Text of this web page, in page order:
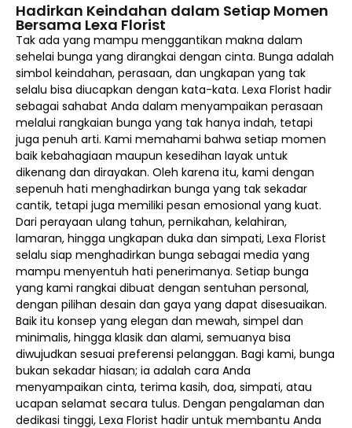
Hadirkan Keindahan dalam Setiap Momen
Bersama Lexa Florist
Tak ada yang mampu menggantikan makna dalam
sehelai bunga yang dirangkai dengan cinta. Bunga adalah
simbol keindahan, perasaan, dan ungkapan yang tak
selalu bisa diucapkan dengan kata-kata. Lexa Florist hadir
sebagai sahabat Anda dalam menyampaikan perasaan
melalui rangkaian bunga yang tak hanya indah, tetapi
juga penuh arti. Kami memahami bahwa setiap momen
baik kebahagiaan maupun kesedihan layak untuk
dikenang dan dirayakan. Oleh karena itu, kami dengan
sepenuh hati menghadirkan bunga yang tak sekadar
cantik, tetapi juga memiliki pesan emosional yang kuat.
Dari perayaan ulang tahun, pernikahan, kelahiran,
lamaran, hingga ungkapan duka dan simpati, Lexa Florist
selalu siap menghadirkan bunga sebagai media yang
mampu menyentuh hati penerimanya. Setiap bunga
yang kami rangkai dibuat dengan sentuhan personal,
dengan pilihan desain dan gaya yang dapat disesuaikan.
Baik itu konsep yang elegan dan mewah, simpel dan
minimalis, hingga klasik dan alami, semuanya bisa
diwujudkan sesuai preferensi pelanggan. Bagi kami, bunga
bukan sekadar hiasan; ia adalah cara Anda
menyampaikan cinta, terima kasih, doa, simpati, atau
ucapan selamat secara tulus. Dengan pengalaman dan
dedikasi tinggi, Lexa Florist hadir untuk membantu Anda